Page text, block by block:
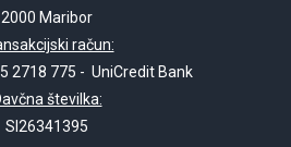
2000 Maribor
račun:
2718 775 - UniCredit Bank
številka:
SI26341395